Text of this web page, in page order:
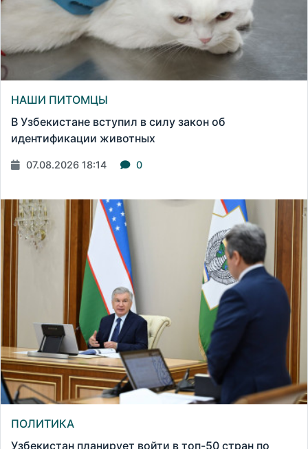
НАШИ ПИТОМЦЫ
В Узбекистане вступил в силу закон об
идентификации животных
07.08.2026 18:14 0
ПОЛИТИКА
Узбекистан планирует войти в топ-50 стран по